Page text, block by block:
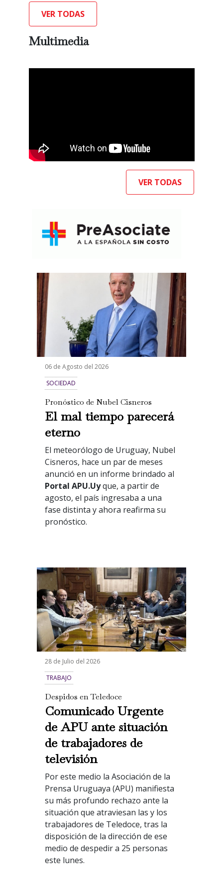
VER TODAS
Multimedia
VER TODAS
06 de Agosto del 2026
SOCIEDAD
Pronóstico de Nubel Cisneros
El mal tiempo parecerá
eterno
El meteorólogo de Uruguay, Nubel
Cisneros, hace un par de meses
anunció en un informe brindado al
Portal APU.Uyque, a partir de
agosto, el país ingresaba a una
fase distinta y ahora reafirma su
pronóstico.
28 de Julio del 2026
TRABAJO
Despidos en Teledoce
Comunicado Urgente
de APU ante situación
de trabajadores de
televisión
Por este medio la Asociación de la
Prensa Uruguaya (APU) manifiesta
su más profundo rechazo ante la
situación que atraviesan las y los
trabajadores de Teledoce, tras la
disposición de la dirección de ese
medio de despedir a 25 personas
este lunes.